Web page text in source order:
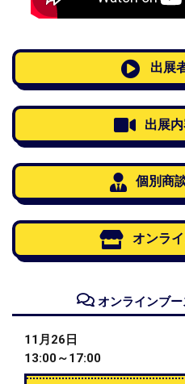
出展
出展
個別商
オンラ
オンラインブー
11月26日
13:00～17:00